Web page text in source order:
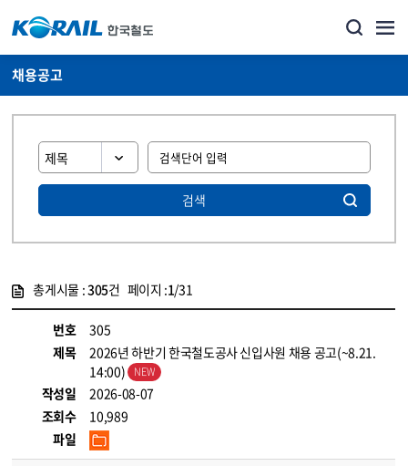
채용공고
검색
총게시물 :305건 페이지 :1/31
번호
305
제목
2026년 하반기 한국철도공사 신입사원 채용 공고(~8.21.
14:00)
작성일
2026-08-07
조회수
10,989
파일